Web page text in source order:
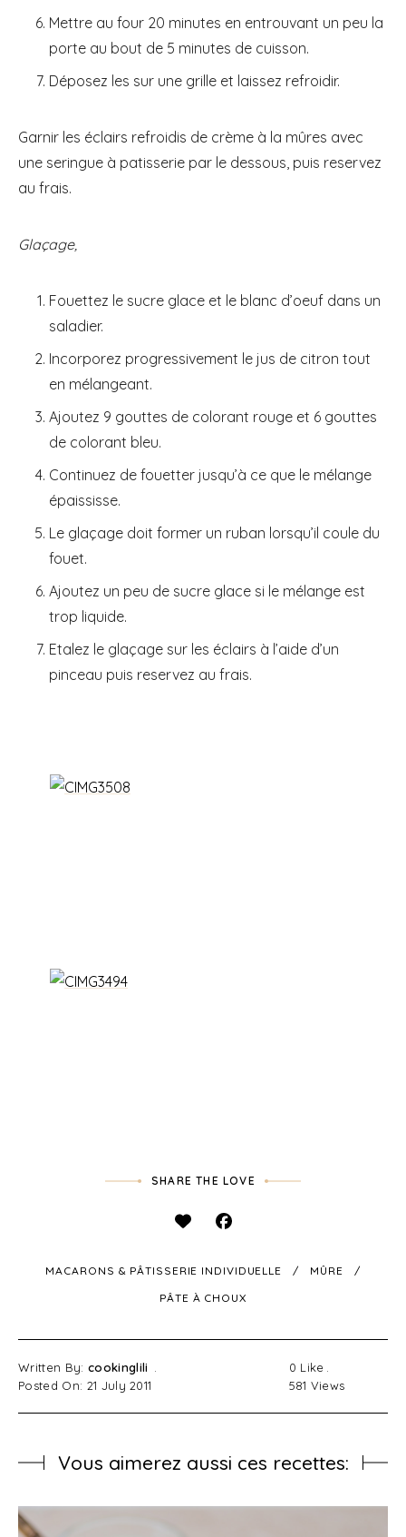
Mettre au four 20 minutes en entrouvant un peu la
porte au bout de 5 minutes de cuisson.
Déposez les sur une grille et laissez refroidir.
Garnir les éclairs refroidis de crème à la mûres avec
une seringue à patisserie par le dessous, puis reservez
au frais.
Glaçage,
Fouettez le sucre glace et le blanc d’oeuf dans un
saladier.
Incorporez progressivement le jus de citron tout
en mélangeant.
Ajoutez 9 gouttes de colorant rouge et 6 gouttes
de colorant bleu.
Continuez de fouetter jusqu’à ce que le mélange
épaississe.
Le glaçage doit former un ruban lorsqu’il coule du
fouet.
Ajoutez un peu de sucre glace si le mélange est
trop liquide.
Etalez le glaçage sur les éclairs à l’aide d’un
pinceau puis reservez au frais.
SHARE THE LOVE
MACARONS & PÂTISSERIE INDIVIDUELLE
MÛRE
PÂTE À CHOUX
Written By: cookinglili
Posted On: 21 July 2011
0 Like
581 Views
Vous aimerez aussi ces recettes: